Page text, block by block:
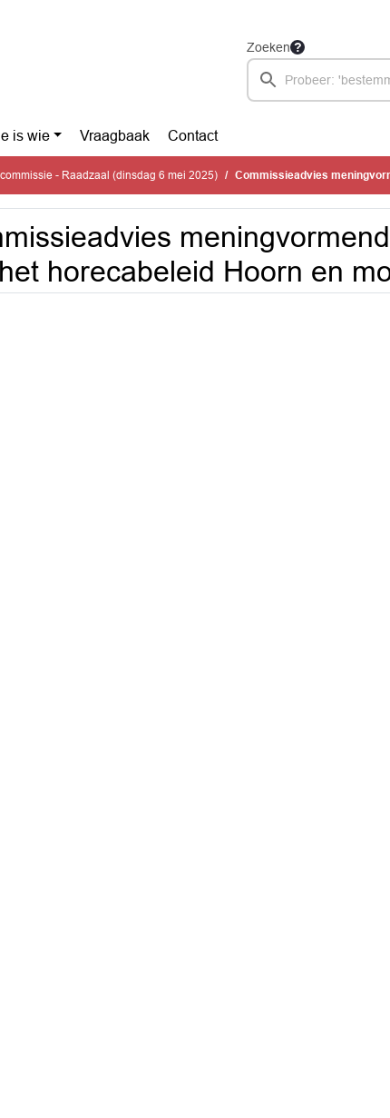
Zoeken
is wie Vraagbaak Contact
- Raadzaal (dinsdag 6 mei 2025) Commissieadvies meningvormend evaluatie
horecabeleid Hoorn en